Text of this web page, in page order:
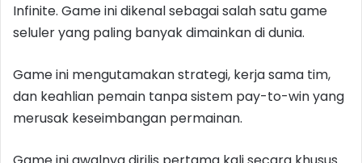
Infinite. Game ini dikenal sebagai salah satu game
seluler yang paling banyak dimainkan di dunia.
Game ini mengutamakan strategi, kerja sama tim,
dan keahlian pemain tanpa sistem pay-to-win yang
merusak keseimbangan permainan.